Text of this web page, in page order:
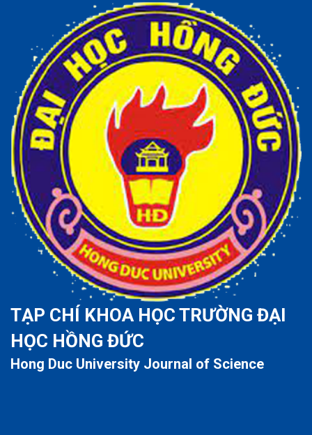
viết
TẠP CHÍ KHOA HỌC TRƯỜNG ĐẠI
HỌC HỒNG ĐỨC
Hong Duc University Journal of Science